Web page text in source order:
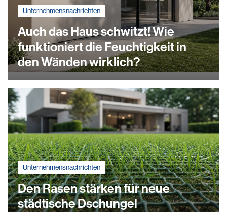
Unternehmensnachrichten
Auch das Haus schwitzt! Wie
funktioniert die Feuchtigkeit in
den Wänden wirklich?
Unternehmensnachrichten
Den Rasen stärken für neue
städtische Dschungel